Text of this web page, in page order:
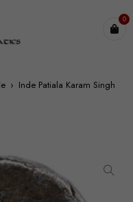
0
› Inde Patiala Karam Singh